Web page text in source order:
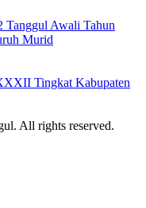
Tanggul Awali Tahun
Murid
Tingkat Kabupaten
All rights reserved.